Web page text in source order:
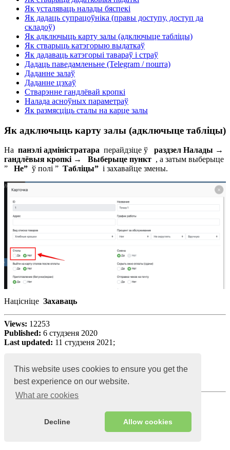
This website uses cookies to ensure you get the
best experience on our website.
What are cookies
Decline Allow cookies
Як усталяваць налады бяспекі
Як дадаць супрацоўніка (правы доступу, доступ да
складоў)
Як адключыць карту залы (адключыце табліцы)
Як стварыць катэгорыю выдаткаў
Як дадаваць катэгорыі тавараў і страў
Дадаць паведамленьне (Telegram / пошта)
Даданне залаў
Даданне цэхаў
Стварэнне гандлёвай кропкі
Налада асноўных параметраў
Як размясціць сталы на карце залы
Як адключыць карту залы (адключыце табліцы)
На панэлі адміністратара перайдзіце ў раздзел Налады →
гандлёвыя кропкі →
Выберыце пункт , а затым выберыце
” Не” ў полі ” Табліцы” і захавайце змены.
Націсніце Захаваць
Views: 12253
Published: 6 студзеня 2020
Last updated: 11 студзеня 2021;
Чытаць далей: